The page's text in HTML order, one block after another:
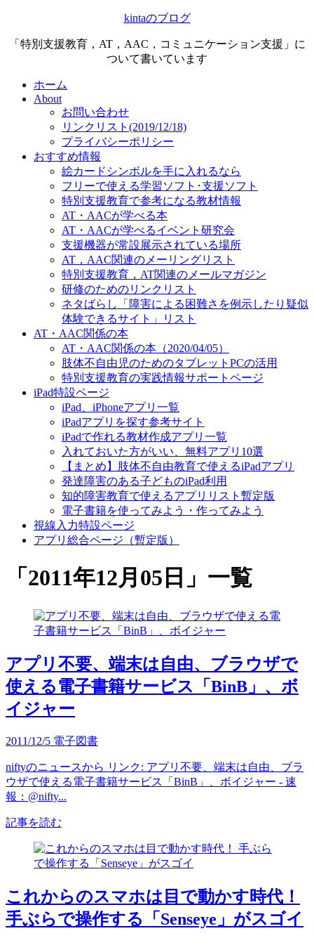
kintaのブログ
「特別支援教育，AT，AAC，コミュニケーション支援」に
ついて書いています
ホーム
About
お問い合わせ
リンクリスト(2019/12/18)
プライバシーポリシー
おすすめ情報
絵カードシンボルを手に入れるなら
フリーで使える学習ソフト･支援ソフト
特別支援教育で参考になる教材情報
AT・AACが学べる本
AT・AACが学べるイベント研究会
支援機器が常設展示されている場所
AT，AAC関連のメーリングリスト
特別支援教育，AT関連のメールマガジン
研修のためのリンクリスト
ネタばらし「障害による困難さを例示したり疑似
体験できるサイト」リスト
AT・AAC関係の本
AT・AAC関係の本（2020/04/05）
肢体不自由児のためのタブレットPCの活用
特別支援教育の実践情報サポートページ
iPad特設ページ
iPad、iPhoneアプリ一覧
iPadアプリを探す参考サイト
iPadで作れる教材作成アプリ一覧
入れておいた方がいい、無料アプリ10選
【まとめ】肢体不自由教育で使えるiPadアプリ
発達障害のある子どものiPad利用
知的障害教育で使えるアプリリスト暫定版
電子書籍を使ってみよう・作ってみよう
視線入力特設ページ
アプリ総合ページ（暫定版）
「 2011年12月05日 」 一覧
アプリ不要、端末は自由、ブラウザで
使える電子書籍サービス「BinB」、ボ
イジャー
2011/12/5 電子図書
niftyのニュースから リンク: アプリ不要、端末は自由、ブラ
ウザで使える電子書籍サービス「BinB」、ボイジャー - 速
報：@nifty...
記事を読む
これからのスマホは目で動かす時代！
手ぶらで操作する「Senseye」がスゴイ